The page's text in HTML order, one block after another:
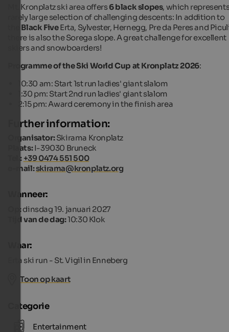
Mt. Kronplatz ski area offers6 black slopes, which
rarely large selection of challenging descents: In addition to
Black FiveErta, Sylvester, Hernegg, Pre da Peres and
there is also the Sorega slope. A great challenge for excellent
skiers and snowboarders!
Programme of the Ski World Cup at Kronplatz 2026:
10:30 am: Start 1st run ladies' giant slalom
1:30 pm: Start 2nd run ladies' giant slalom
2:15 pm: Award ceremony in the finish area
Further information:
Organisator:Skirama Kronplatz
Plaats:I-39030 Bruneck
Tel.: +39 0474 551 500
e-mail:skirama@kronplatz.org
Wanneer:
Op:dinsdag 19. januari 2027
Tijd van de dag:10:30 Klok
Waar:
Erta ski run - St. Vigil in Enneberg
Toon op kaart
Categorie
Entertainment